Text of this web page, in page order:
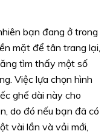
bạn đang ở trong
mặt để tân trang lại,
tìm thấy một số
Việc lựa chọn hình
ghế dài này cho
do đó nếu bạn đã có
vài lần và vải mới,